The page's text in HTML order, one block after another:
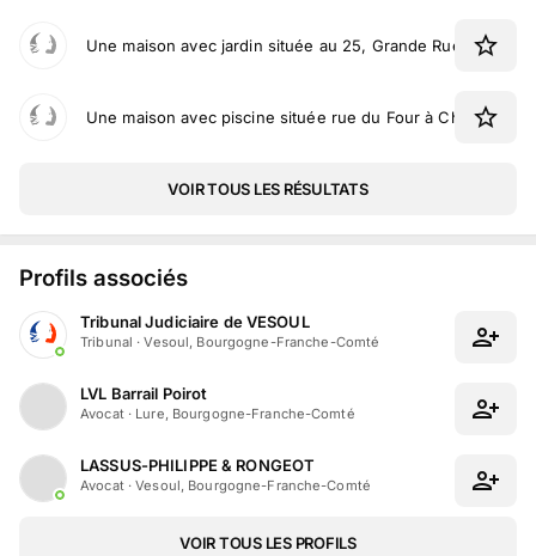
Une maison avec jardin située au 25, Grande Rue à
Une maison avec piscine située rue du Four à
VOIR TOUS LES RÉSULTATS
Profils associés
Tribunal Judiciaire de VESOUL
Tribunal ·Vesoul, Bourgogne-Franche-Comté
LVL Barrail Poirot
Avocat· Lure, Bourgogne-Franche-Comté
LASSUS-PHILIPPE & RONGEOT
Avocat·Vesoul, Bourgogne-Franche-Comté
VOIR TOUS LES PROFILS